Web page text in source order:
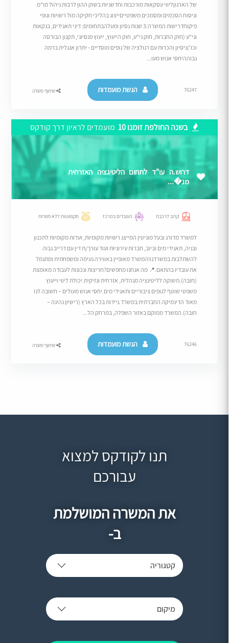
של הארגוןליווי עסקאות מורכבות וחדשניות בשוק ההון לרבות ניהול מו"מ
וניסוח הסכמים ומסמכים משפטייםייצוג בהליכי חקיקה מול רשויות וגופי
פיקוחדרישות המשרה:3 שנות נסיון ומעלהבתחומים: דיני תאגידים, בנקאות
וני"ע (חוק החברות, חוק ני"ע, חוק הייעוץ, ייעוץ פנסיוני, תקנון הבורסה
וכו')ניסיון והכרות עם רגולציה של גופים מוסדיים - יתרון אנגלית ברמה
גבוההיחסי אנוש מעו...
76247 הגשת מועמדות שיתוף משרה
בשנה החולפת זומנו 10 מועמדים לראיון דרך קודקס
דרוש.ה עו"ד לתחום הליטיגציה האזרחית
מנ�...
קרוב לרכבת העובדים במרכז מקצוענות ללא פשרות
למשרד מדורג ובעל מוניטין המייצג רשויות מקומיות, ועדות מקומיות לתכנון
ובניה, תאגידי מים וביוב, חברות עירוניות ועוד עורך/ת דין עם דרייב גבוה
להשתלבות במשרדנו!המשרד מאופיין באווירה נעימה ומשפחתית ומתגמל
את עובדיו בהתאם.​📍 מה אנחנו מחפשים?חריצות ונכונות לעבודה מאומצת
(חובה).​תשוקה לליטיגציה מנהלית, אזרחית ונזיקית.​יכולת ליווי וייעוץ
משפטי שוטף לגופים ציבוריים ותאגידי מים.​יחסי אנוש מעולים – חשובה לנו
מאוד הדינמיקה החברתית במשרד.​ניידות בכל הארץ (רישיון נהיגה –
חובה).המשרד ממוקם באזור השפלה, במרחק הל...
76246 הגשת מועמדות שיתוף משרה
תנו לקודקס למצוא
עבורכם
את המשרה המושלמת
ב-
קטגוריה
מיקום